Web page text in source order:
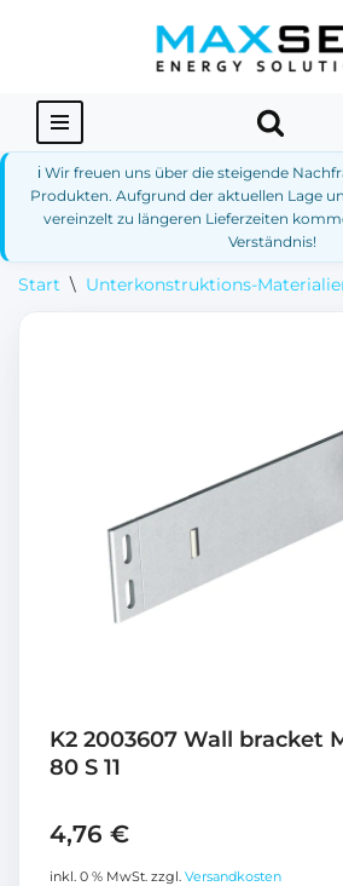
springen
ℹ️ Wir freuen uns über die steigende
Produkten. Aufgrund der aktuellen Lage
vereinzelt zu längeren Lieferzeiten
Verständnis!
Start \ Unterkonstruktions-
K2 2003607 Wall bracket
80 S 11
4,76 €
inkl. 0 % MwSt. zzgl. Versandkosten